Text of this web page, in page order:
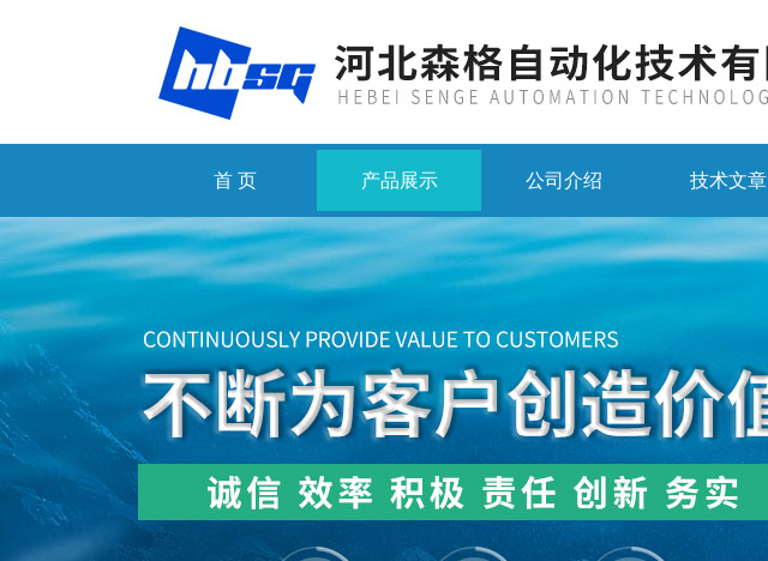
首 页 产品展示 公司介绍 技术文章